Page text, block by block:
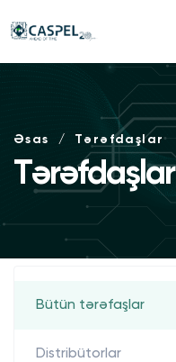
Əsas Tərəfdaşlar
Tərəfdaşlar
Bütün tərəfaşlar
Distribütorlar